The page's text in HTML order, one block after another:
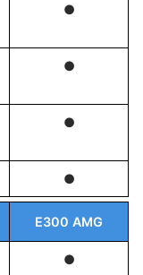
●
●
●
●
E300 AMG
●